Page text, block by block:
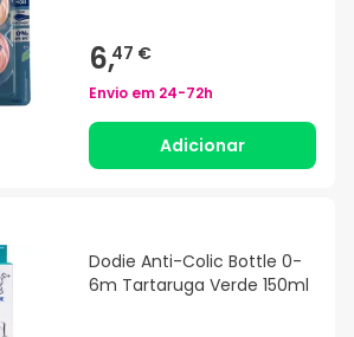
6,47 €
Envio em 24-72h
Adicionar
Dodie Anti-Colic Bottle 0-
6m Tartaruga Verde 150ml